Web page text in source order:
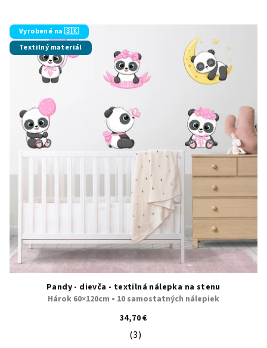
Vyrobené na 🇸🇰
Textilný materiál
Pandy - dievča - textilná nálepka na stenu
Hárok 60×120cm • 10 samostatných nálepiek
34,70 €
Priemerné hodnotenie produktu
(3)